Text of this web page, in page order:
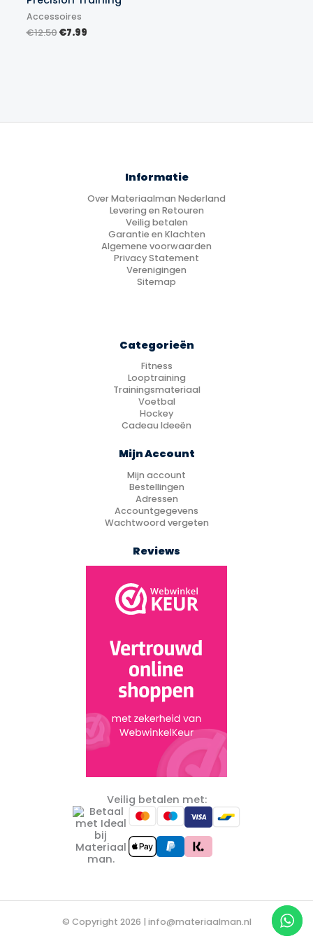
Accessoires
€12.50Oorspronkelijke
€7.99Huidige
Informatie
Over Materiaalman Nederland
Levering en Retouren
Veilig betalen
Garantie en Klachten
Algemene voorwaarden
Privacy Statement
Verenigingen
Sitemap
Categorieën
Fitness
Looptraining
Trainingsmateriaal
Voetbal
Hockey
Cadeau Ideeën
Mijn Account
Mijn account
Bestellingen
Adressen
Accountgegevens
Wachtwoord vergeten
Reviews
Veilig betalen met:
© Copyright 2026 | info@materiaalman.nl